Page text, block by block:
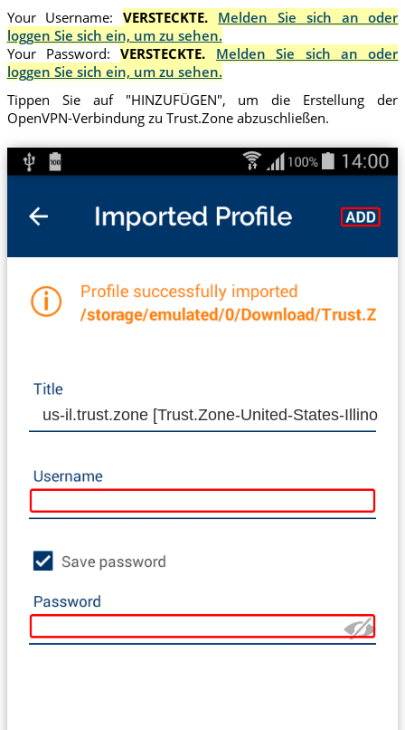
Your Username:VERSTECKTE. Melden Sie sich an oder
loggen Sie sich ein, um zu sehen.
Your Password:VERSTECKTE. Melden Sie sich an oder
loggen Sie sich ein, um zu sehen.
Tippen Sie auf "HINZUFÜGEN", um die Erstellung der
OpenVPN-Verbindung zu Trust.Zone abzuschließen.
us-il.trust.zone [Trust.Zone-United-States-Illinois]